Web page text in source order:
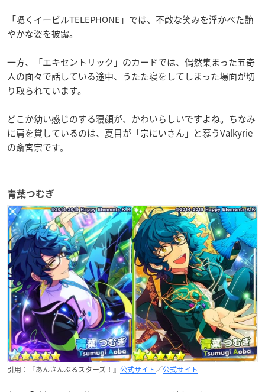
「囁くイービルTELEPHONE」では、不敵な笑みを浮かべた艶
やかな姿を披露。
一方、「エキセントリック」のカードでは、偶然集まった五奇
人の面々で話している途中、うたた寝をしてしまった場面が切
り取られています。
どこか幼い感じのする寝顔が、かわいらしいですよね。 ちなみ
に肩を貸しているのは、夏目が「宗にいさん」と慕うValkyrie
の斎宮宗です。
青葉つむぎ
引用：『あんさんぶるスターズ！』 公式サイト／公式サイト